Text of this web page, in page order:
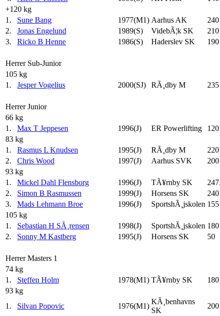
+120 kg
1.
Sune Bang 1977(M1) Aarhus AK
240
2.
Jonas Engelund 1989(S) VidebÃ¦k SK
210
3.
Ricko B Henne 1986(S) Haderslev SK 190
Herrer Sub-Junior
105 kg
1.
Jesper Vogelius 2000(SJ) RÃ¸dby M 235
Herrer Junior
66 kg
1.
Max T Jeppesen 1996(J) ER Powerlifting
120
83 kg
1.
Rasmus L Knudsen 1995(J) RÃ¸dby M
220
2.
Chris Wood 1997(J) Aarhus SVK
200
93 kg
1.
Mickel Dahl Flensborg 1996(J) TÃ¥rnby SK
2.
Simon B Rasmussen 1999(J) Horsens SK
240
3.
Mads Lehmann Broe 1996(J) SportshÃ¸jskolen 155
105 kg
1.
Sebastian H SÃ¸rensen 1998(J) SportshÃ¸jskolen 180
2.
Sonny M Kastberg 1995(J) Horsens SK 50
Herrer Masters 1
74 kg
1.
Steffen Holm 1978(M1) TÃ¥rnby SK
180
93 kg
1.
Silvan Popovic 1976(M1)
KÃ¸benhavns
SK
200